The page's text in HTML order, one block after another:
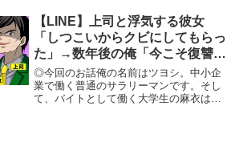
ュア/🐺 Twitter 🐺 /🐺 インスタ 🐺
୨୧┈...
【LINE】上司と浮気する彼女
「しつこいからクビにしてもらっ
た」→数年後の俺「今こそ復讐の
時www」
◎今回のお話俺の名前はツヨシ。中小企
業で働く普通のサラリーマンです。そし
て、バイトとして働く大学生の麻衣は、